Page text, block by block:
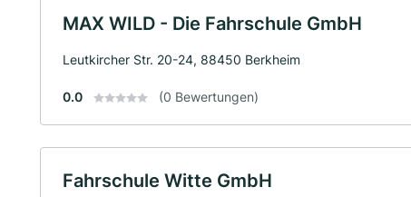
MAX WILD - Die Fahrschule GmbH
Leutkircher Str. 20-24, 88450 Berkheim
0.0 (0 Bewertungen)
Fahrschule Witte GmbH